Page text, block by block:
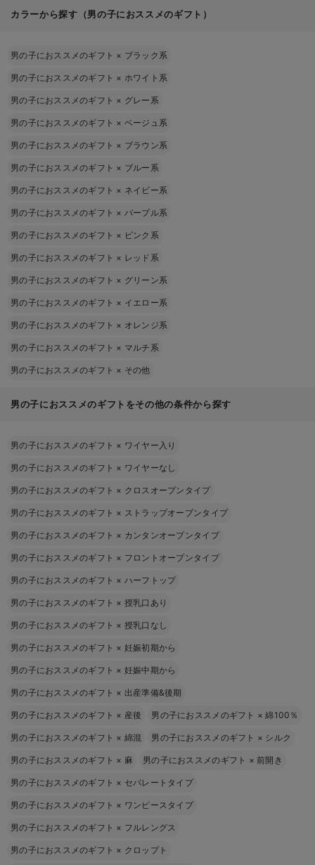
カラーから探す（男の子におススメのギフト）
男の子におススメのギフト × ブラック系
男の子におススメのギフト × ホワイト系
男の子におススメのギフト × グレー系
男の子におススメのギフト × ベージュ系
男の子におススメのギフト × ブラウン系
男の子におススメのギフト × ブルー系
男の子におススメのギフト × ネイビー系
男の子におススメのギフト × パープル系
男の子におススメのギフト × ピンク系
男の子におススメのギフト × レッド系
男の子におススメのギフト × グリーン系
男の子におススメのギフト × イエロー系
男の子におススメのギフト × オレンジ系
男の子におススメのギフト × マルチ系
男の子におススメのギフト × その他
男の子におススメのギフトをその他の条件から探す
男の子におススメのギフト × ワイヤー入り
男の子におススメのギフト × ワイヤーなし
男の子におススメのギフト × クロスオープンタイプ
男の子におススメのギフト × ストラップオープンタイプ
男の子におススメのギフト × カンタンオープンタイプ
男の子におススメのギフト × フロントオープンタイプ
男の子におススメのギフト × ハーフトップ
男の子におススメのギフト × 授乳口あり
男の子におススメのギフト × 授乳口なし
男の子におススメのギフト × 妊娠初期から
男の子におススメのギフト × 妊娠中期から
男の子におススメのギフト × 出産準備&後期
男の子におススメのギフト × 産後 男の子におススメのギフト ×綿100％
男の子におススメのギフト × 綿混 男の子におススメのギフト × シルク
男の子におススメのギフト × 麻 男の子におススメのギフト ×前開き
男の子におススメのギフト × セパレートタイプ
男の子におススメのギフト × ワンピースタイプ
男の子におススメのギフト × フルレングス
男の子におススメのギフト × クロップト